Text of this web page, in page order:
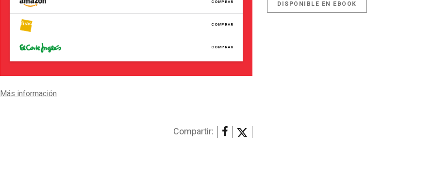
COMPRAR
COMPRAR
COMPRAR
DISPONIBLE EN EBOOK
Más información
Compartir: